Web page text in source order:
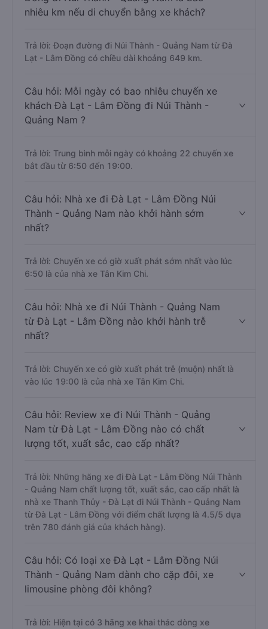
nhiêu km nếu di chuyển bằng xe khách?
Trả lời: Đoạn đường đi Núi Thành - Quảng Nam từ Đà
Lạt - Lâm Đồng có chiều dài khoảng 649 km.
Câu hỏi: Mỗi ngày có bao nhiêu chuyến xe
khách Đà Lạt - Lâm Đồng đi Núi Thành -
Quảng Nam ?
Trả lời: Trung bình mỗi ngày có khoảng 22 chuyến xe
bắt đầu từ 6:50 đến 19:00.
Câu hỏi: Nhà xe đi Đà Lạt - Lâm Đồng Núi
Thành - Quảng Nam nào khởi hành sớm
nhất?
Trả lời: Chuyến xe có giờ xuất phát sớm nhất vào lúc
6:50 là của nhà xe Tân Kim Chi.
Câu hỏi: Nhà xe đi Núi Thành - Quảng Nam
từ Đà Lạt - Lâm Đồng nào khởi hành trễ
nhất?
Trả lời: Chuyến xe có giờ xuất phát trễ (muộn) nhất là
vào lúc 19:00 là của nhà xe Tân Kim Chi.
Câu hỏi: Review xe đi Núi Thành - Quảng
Nam từ Đà Lạt - Lâm Đồng nào có chất
lượng tốt, xuất sắc, cao cấp nhất?
Trả lời: Những hãng xe đi Đà Lạt - Lâm Đồng Núi Thành
- Quảng Nam chất lượng tốt, xuất sắc, cao cấp nhất là
nhà xe Thanh Thủy - Đà Lạt đi Núi Thành - Quảng Nam
từ Đà Lạt - Lâm Đồng với điểm chất lượng là 4.5/5 dựa
trên 780 đánh giá của khách hàng).
Câu hỏi: Có loại xe Đà Lạt - Lâm Đồng Núi
Thành - Quảng Nam dành cho cặp đôi, xe
limousine phòng đôi không?
Trả lời: Hiện tại có 3 hãng xe khai thác dòng xe